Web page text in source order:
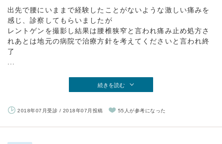
出先で腰にいままで経験したことがないような激しい痛みを
感じ、診察してもらいましたが
レントゲンを撮影し結果は腰椎狭窄と言われ痛み止め処方さ
れあとは地元の病院で治療方針を考えてくださいと言われ終
了
続きを読む
2018年07月受診 / 2018年07月投稿 55人が参考になった